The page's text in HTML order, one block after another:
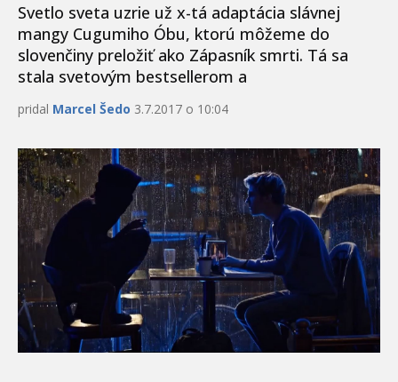
Svetlo sveta uzrie už x-tá adaptácia slávnej
mangy Cugumiho Óbu, ktorú môžeme do
slovenčiny preložiť ako Zápasník smrti. Tá sa
stala svetovým bestsellerom a
pridal Marcel Šedo 3.7.2017 o 10:04